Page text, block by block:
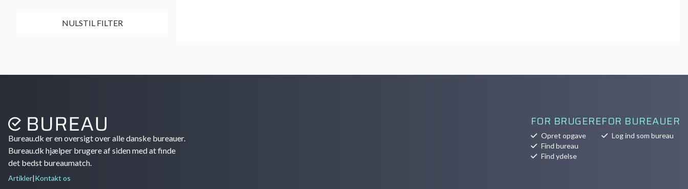
NULSTIL FILTER
Bureau.dk er en oversigt over alle danske bureauer.
Bureau.dk hjælper brugere af siden med at finde
det bedst bureaumatch.
Artikler|Kontakt os
FOR BRUGERE
Opret opgave
Find bureau
Find ydelse
FOR BUREAUER
Log ind som bureau